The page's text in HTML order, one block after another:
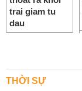
THỜI SỰ